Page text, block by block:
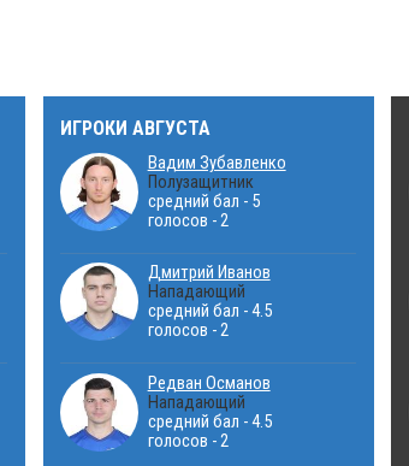
ИГРОКИ АВГУСТА
Вадим Зубавленко
Полузащитник
средний бал - 5
голосов - 2
Дмитрий Иванов
Нападающий
средний бал - 4.5
голосов - 2
Редван Османов
Нападающий
средний бал - 4.5
голосов - 2